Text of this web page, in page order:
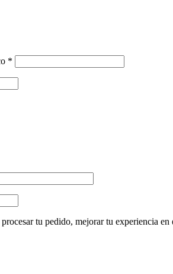
*
tu pedido, mejorar tu experiencia